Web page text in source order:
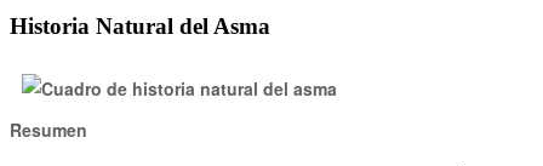
Historia Natural del Asma
Resumen